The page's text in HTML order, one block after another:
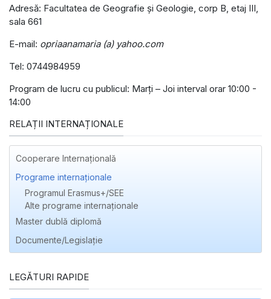
Adresă: Facultatea de Geografie şi Geologie, corp B, etaj III,
sala 661
E-mail: opriaanamaria (a) yahoo.com
Tel: 0744984959
Program de lucru cu publicul: Marţi – Joi interval orar 10:00 -
14:00
RELAȚII INTERNAȚIONALE
Cooperare Internațională
Programe internaționale
Programul Erasmus+/SEE
Alte programe internaţionale
Master dublă diplomă
Documente/Legislație
LEGĂTURI RAPIDE